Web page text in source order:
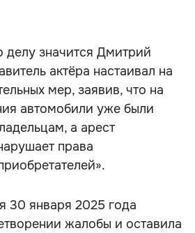
делу значится Дмитрий
актёра настаивал на
мер, заявив, что на
автомобили уже были
а арест
права
30 января 2025 года
жалобы и оставила